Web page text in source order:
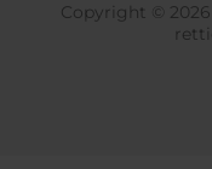
Copyright ©